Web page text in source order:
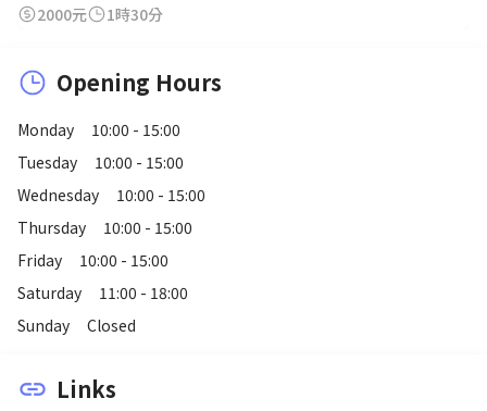
2000元 1時30分
Opening Hours
Monday
10:00 - 15:00
Tuesday
10:00 - 15:00
Wednesday
10:00 - 15:00
Thursday
10:00 - 15:00
Friday
10:00 - 15:00
Saturday
11:00 - 18:00
Sunday
Closed
link Links